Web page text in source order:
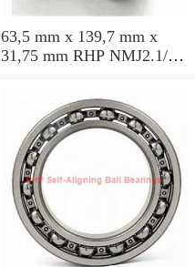
63,5 mm x 139,7 mm x
31,75 mm RHP NMJ2.1/2